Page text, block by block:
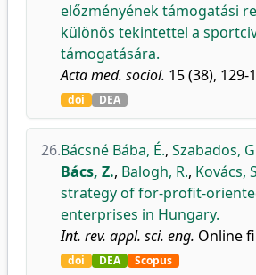
előzményének támogatási
különös tekintettel a
támogatására.
Acta med. sociol. 15 (38), 129-
doi DEA
26.Bácsné Bába, É., Szabados,
Bács, Z., Balogh, R., Kovács,
strategy of for-profit-
enterprises in Hungary.
Int. rev. appl. sci. eng. Online
doi DEA Scopus